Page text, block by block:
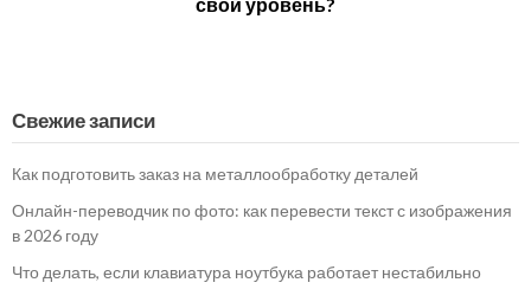
Свежие записи
Как подготовить заказ на металлообработку деталей
Онлайн-переводчик по фото: как перевести текст с изображения
в 2026 году
Что делать, если клавиатура ноутбука работает нестабильно